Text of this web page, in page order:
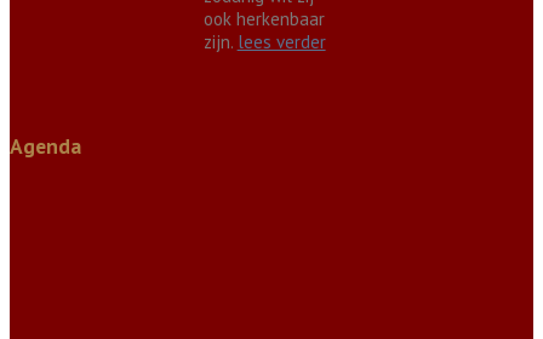
ook herkenbaar
zijn. lees verder
Agenda